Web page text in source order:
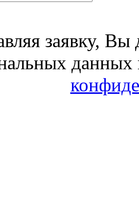
заявку, Вы
данных